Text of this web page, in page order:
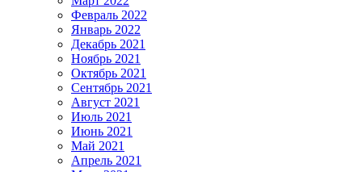
Февраль 2022
Январь 2022
Декабрь 2021
Ноябрь 2021
Октябрь 2021
Сентябрь 2021
Август 2021
Июль 2021
Июнь 2021
Май 2021
Апрель 2021